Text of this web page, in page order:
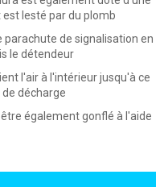
lesté par du plomb
de signalisation en
le détendeur
l'air à l'intérieur jusqu'à ce
décharge
également gonflé à l'aide